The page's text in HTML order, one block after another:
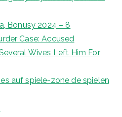
Bonusy 2024 – 8
Case: Accused
Wives Left Him For
auf spiele-zone de spielen